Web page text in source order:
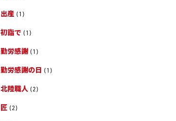
出産 (1)
初詣で (1)
勤労感謝(1)
勤労感謝の日 (1)
北陸職人 (2)
匠 (2)